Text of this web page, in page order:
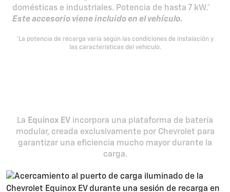
domésticas e industriales. Potencia de hasta 7 kW.*
Este accesorio viene incluido en el vehículo.
*La potencia de recarga varía según las condiciones de instalación y
las características del vehículo.
La Equinox EV incorpora una plataforma de batería
modular, creada exclusivamente por Chevrolet para
garantizar una eficiencia mucho mayor durante la
carga.